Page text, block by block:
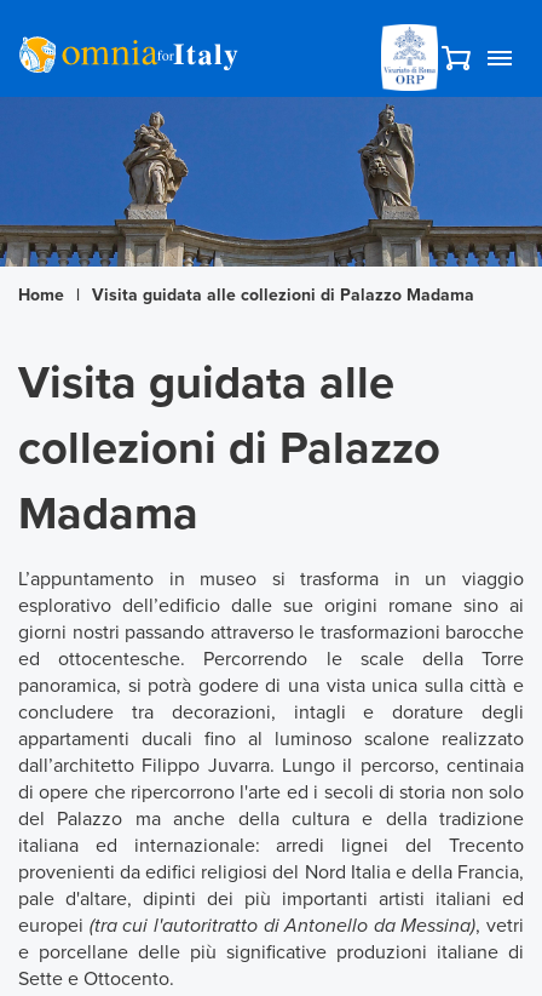
Home | Visita guidata alle collezioni di Palazzo Madama
Visita guidata alle
collezioni di Palazzo
Madama
L’appuntamento in museo si trasforma in un viaggio
esplorativo dell’edificio dalle sue origini romane sino ai
giorni nostri passando attraverso le trasformazioni barocche
ed ottocentesche. Percorrendo le scale della Torre
panoramica, si potrà godere di una vista unica sulla città e
concludere tra decorazioni, intagli e dorature degli
appartamenti ducali fino al luminoso scalone realizzato
dall’architetto Filippo Juvarra. Lungo il percorso, centinaia
di opere che ripercorrono l'arte ed i secoli di storia non solo
del Palazzo ma anche della cultura e della tradizione
italiana ed internazionale: arredi lignei del Trecento
provenienti da edifici religiosi del Nord Italia e della Francia,
pale d'altare, dipinti dei più importanti artisti italiani ed
europei (tra cui l'autoritratto di Antonello da Messina), vetri
e porcellane delle più significative produzioni italiane di
Sette e Ottocento.